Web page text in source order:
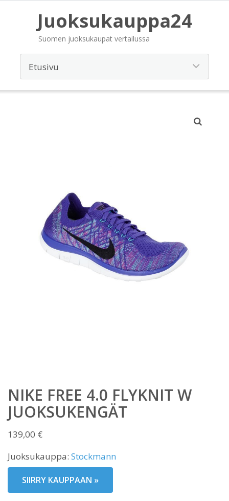
Juoksukauppa24
Suomen juoksukaupat vertailussa
NIKE FREE 4.0 FLYKNIT W
JUOKSUKENGÄT
139,00 €
Juoksukauppa: Stockmann
SIIRRY KAUPPAAN »